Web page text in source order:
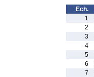
Ech.
1
2
3
4
5
6
7